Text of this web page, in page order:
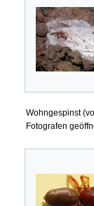
Wohngespinst
Fotografen